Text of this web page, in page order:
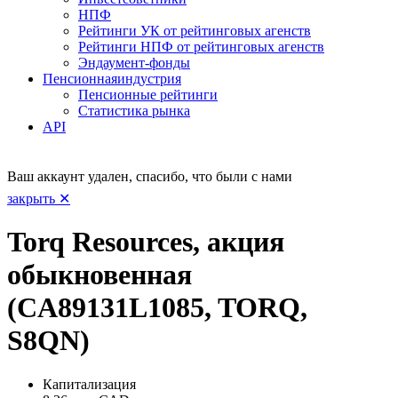
НПФ
Рейтинги УК от рейтинговых агенств
Рейтинги НПФ от рейтинговых агенств
Эндаумент-фонды
Пенсионнаяиндустрия
Пенсионные рейтинги
Статистика рынка
API
Ваш аккаунт удален, спасибо, что были с нами
закрыть ✕
Torq Resources, акция
обыкновенная
(CA89131L1085, TORQ,
S8QN)
Капитализация